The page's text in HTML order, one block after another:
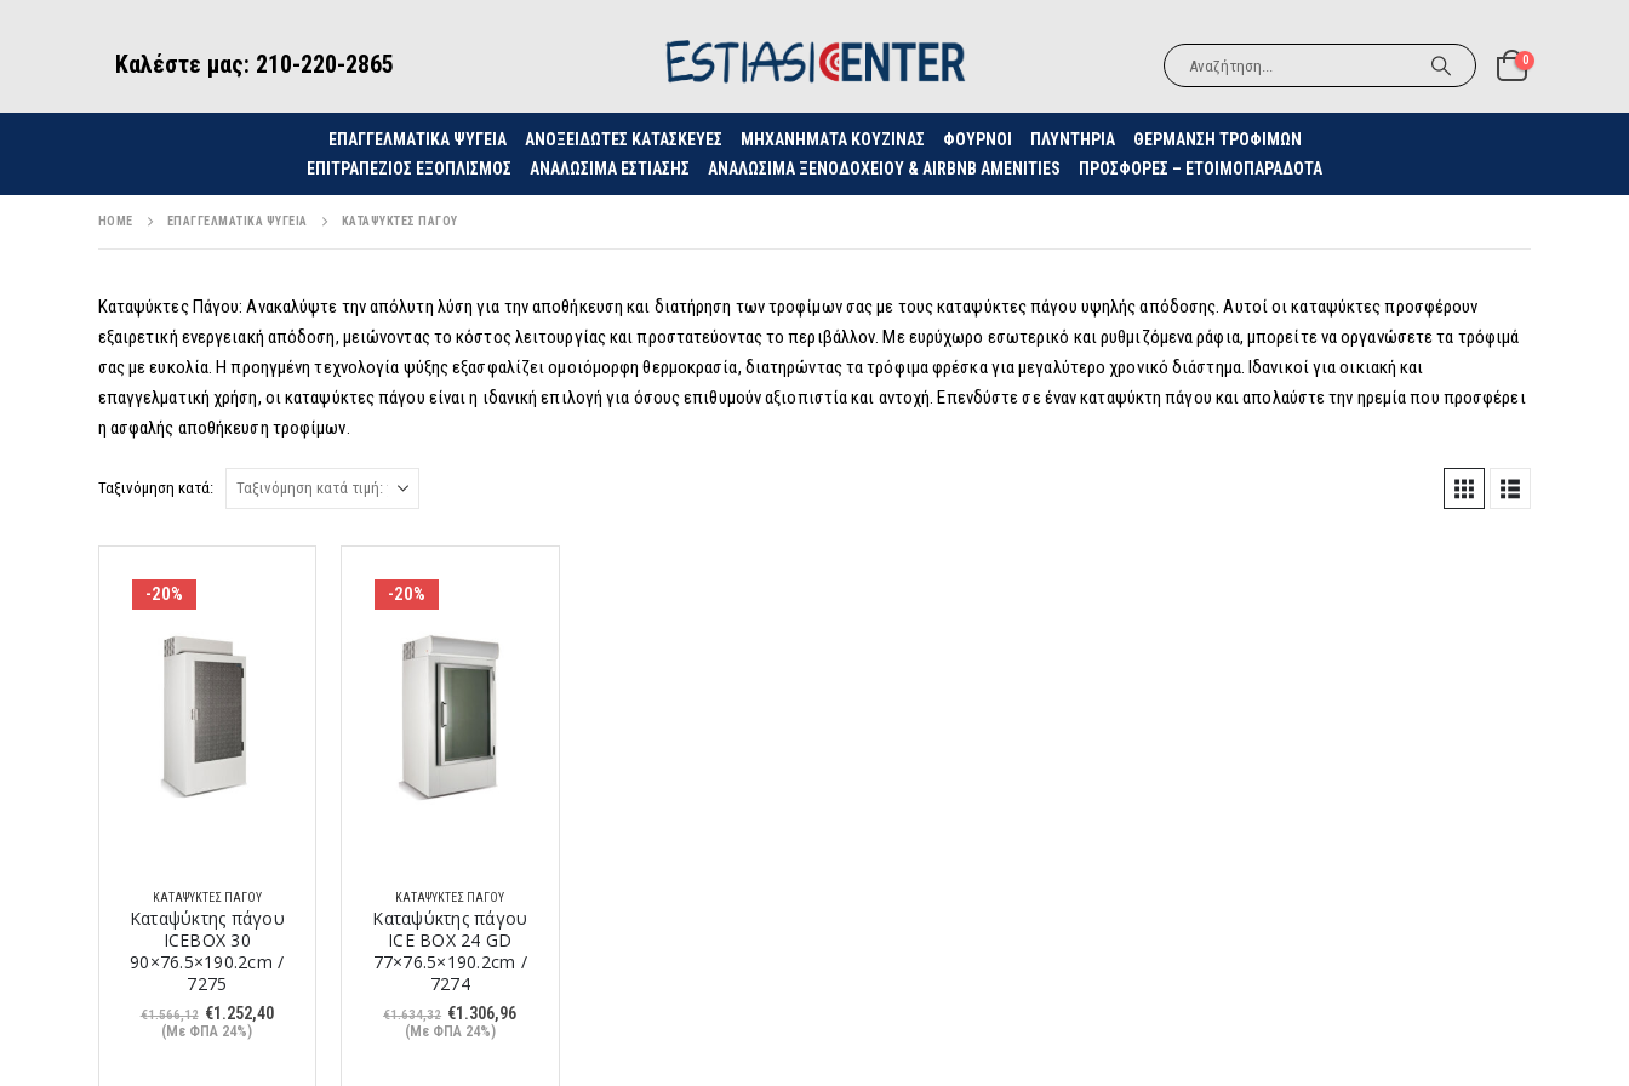
Καλέστε μας: 210-220-2865 0
ΕΠΑΓΓΕΛΜΑΤΙΚΑ ΨΥΓΕΙΑ ΑΝΟΞΕΊΔΩΤΕΣ ΚΑΤΑΣΚΕΥΈΣ ΜΗΧΑΝΉΜΑΤΑ ΚΟΥΖΊΝΑΣ ΦΟΥΡΝΟΙ ΠΛΥΝΤΗΡΙΑ
ΘΈΡΜΑΝΣΗ ΤΡΟΦΊΜΩΝ
ΕΠΙΤΡΑΠΈΖΙΟΣ ΕΞΟΠΛΙΣΜΌΣ
ΑΝΑΛΏΣΙΜΑ ΕΣΤΊΑΣΗΣ ΑΝΑΛΏΣΙΜΑ ΞΕΝΟΔΟΧΕΊΟΥ & AIRBNB AMENITIES ΠΡΟΣΦΟΡΈΣ – ΕΤΟΙΜΟΠΑΡΆΔΟΤΑ
HOME ΕΠΑΓΓΕΛΜΑΤΙΚΆ ΨΥΓΕΊΑ ΚΑΤΑΨΎΚΤΕΣ ΠΆΓΟΥ
Καταψύκτες Πάγου: Ανακαλύψτε την απόλυτη λύση για την αποθήκευση και διατήρηση των τροφίμων σας με τους καταψύκτες πάγου υψηλής απόδοσης. Αυτοί οι καταψύκτες προσφέρουν
εξαιρετική ενεργειακή απόδοση, μειώνοντας το κόστος λειτουργίας και προστατεύοντας το περιβάλλον. Με ευρύχωρο εσωτερικό και ρυθμιζόμενα ράφια, μπορείτε να οργανώσετε τα τρόφιμά
σας με ευκολία. Η προηγμένη τεχνολογία ψύξης εξασφαλίζει ομοιόμορφη θερμοκρασία, διατηρώντας τα τρόφιμα φρέσκα για μεγαλύτερο χρονικό διάστημα. Ιδανικοί για οικιακή και
επαγγελματική χρήση, οι καταψύκτες πάγου είναι η ιδανική επιλογή για όσους επιθυμούν αξιοπιστία και αντοχή. Επενδύστε σε έναν καταψύκτη πάγου και απολαύστε την ηρεμία που προσφέρει
η ασφαλής αποθήκευση τροφίμων.
Ταξινόμηση κατά:
-20%
ΚΑΤΑΨΎΚΤΕΣ ΠΆΓΟΥ
Καταψύκτης πάγου
ICEBOX 30
90×76.5×190.2cm /
7275
€1.566,12 Original
price
€1.252,40Η
(Με ΦΠΑ 24%)
-20%
ΚΑΤΑΨΎΚΤΕΣ ΠΆΓΟΥ
Καταψύκτης πάγου
ICE BOX 24 GD
77×76.5×190.2cm /
7274
€1.634,32 Original
price
€1.306,96Η
(Με ΦΠΑ 24%)